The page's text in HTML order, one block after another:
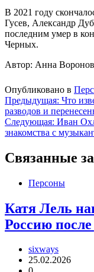
В 2021 году
Гусев, Александр
последним умер в
Черных.
Автор: Анна
Опубликовано в
Навигация
по
записям
Предыдущая: Что
разводов и
Следующая: Иван
знакомства с
Связанные
Персоны
Катя Лель
Россию после
sixways
25.02.2026